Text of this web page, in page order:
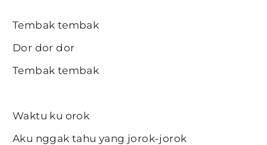
Tembak tembak
Dor dor dor
Tembak tembak
Waktu ku orok
Aku nggak tahu yang jorok-jorok